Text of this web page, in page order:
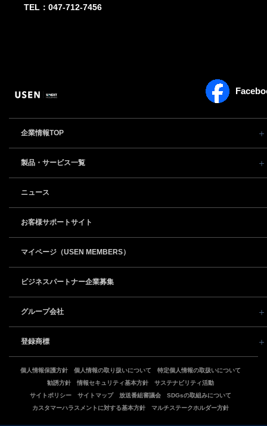
TEL：047-712-7456
企業情報TOP
会社概要・役員一覧
事業内容
社長メッセージ
沿革
事業所一覧
店舗DX
サスティナビリティ
グループ会社
製品・サービス一覧
POSレジ 他
USENレジ
USENセルフレジ
USENレジTAB HEALTHCARE
勤怠管理「USEN スタッフシフト」
USEN ハンディ
USEN Mobile Order
USEN Tablet Order
キャッシュレス決済
USEN PAY
+
USEN PAY ENTRY
USEN PAY QR
KettyBot Pro（配膳）
PuduBot2（配膳）
BellaBot Pro（配膳）
KLEENBOT C40（清掃）
KLEENBOT C30（清掃）
PUDU MT1（清掃）
集客・予約
SAVOR JAPAN
サロン向け予約システム
「USEN RESERVE BEAUTY」
⁩音楽配信
USEN MUSIC
USEN MUSIC Entertainment
海外店舗BGM
複数店舗の配信管理
USEN AIR
USEN光
USEN Wi-Fi
電話
USEN PHONE
防犯カメラ
USEN Camera
NEXTクラウドビュー
サイネージ
お役立ち情報
ニュース
お客様サポートサイト
マイページ （USEN MEMBERS）
ビジネスパートナー企業募集
グループ会社
株式会社 U-NEXT HOLDINGS
登録商標
登録第７０２６８８０号
登録第６６５８３１３号
登録第６６１８６０３号
個人情報保護方針 個人情報の取り扱いについて
特定個人情報の取扱いについて
勧誘方針
情報セキュリティ基本方針
サステナビリティ活動
サイトポリシー
サイトマップ 放送番組審議会
SDGsの取組みについて
カスタマーハラスメントに対する基本方針
マルチステークホルダー方針